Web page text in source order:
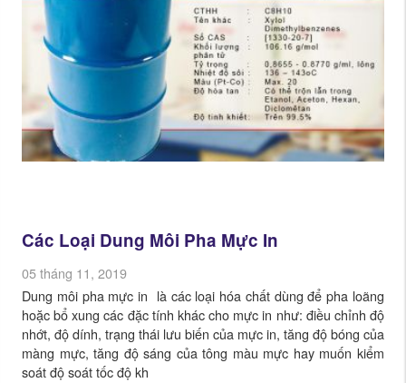
Các Loại Dung Môi Pha Mực In
05 tháng 11, 2019
Dung môi pha mực in là các loại hóa chất dùng để pha loãng
hoặc bổ xung các đặc tính khác cho mực in như: điều chỉnh độ
nhớt, độ dính, trạng thái lưu biến của mực in, tăng độ bóng của
màng mực, tăng độ sáng của tông màu mực hay muốn kiểm
soát độ soát tốc độ kh